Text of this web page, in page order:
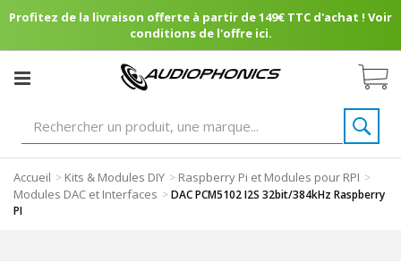
Profitez de la livraison offerte à partir de 149€ TTC d'achat ! Voir
conditions de l'offre ici.
Accueil > Kits & Modules DIY > Raspberry Pi et Modules pour RPI >
Modules DAC et Interfaces >DAC PCM5102 I2S 32bit/384kHz Raspberry
PI